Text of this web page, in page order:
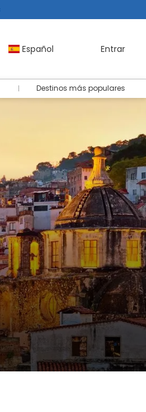
Español Entrar
Destinos más populares